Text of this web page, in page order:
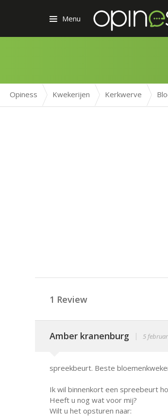
Menu
Opiness Kwekerijen Kerkwerve
1 Review
Amber kranenburg | 5
spreekbeurt. Beste
Ik wil binnenkort een spreebeurt
Heeft u nog wat voor mij?
Wilt u het opsturen naar: